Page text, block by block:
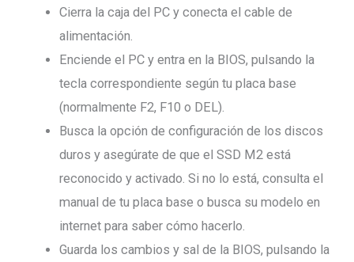
Cierra la caja del PC y conecta el cable de
alimentación.
Enciende el PC y entra en la BIOS, pulsando la
tecla correspondiente según tu placa base
(normalmente F2, F10 o DEL).
Busca la opción de configuración de los discos
duros y asegúrate de que el SSD M2 está
reconocido y activado. Si no lo está, consulta el
manual de tu placa base o busca su modelo en
internet para saber cómo hacerlo.
Guarda los cambios y sal de la BIOS, pulsando la